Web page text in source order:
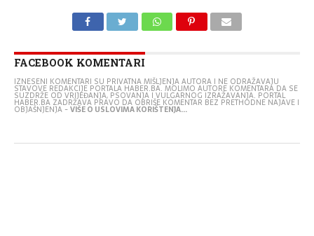
FACEBOOK KOMENTARI
IZNESENI KOMENTARI SU PRIVATNA MIŠLJENJA AUTORA I NE ODRAŽAVAJU
STAVOVE REDAKCIJE PORTALA HABER.BA. MOLIMO AUTORE KOMENTARA DA SE
SUZDRŽE OD VRIJEĐANJA, PSOVANJA I VULGARNOG IZRAŽAVANJA. PORTAL
HABER.BA ZADRŽAVA PRAVO DA OBRIŠE KOMENTAR BEZ PRETHODNE NAJAVE I
OBJAŠNJENJA -VIŠE O USLOVIMA KORIŠTENJA...